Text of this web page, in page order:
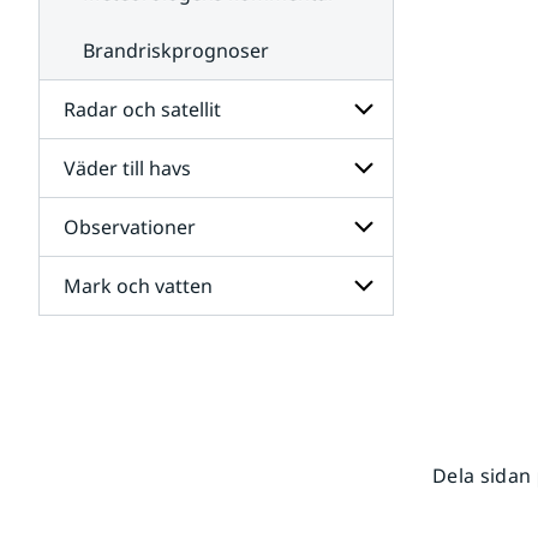
Brandriskprognoser
Radar och satellit
Undersidor
för
Radar
och
satellit
Väder till havs
Undersidor
för
Väder
till
havs
Observationer
Undersidor
för
Mark och vatten
Dela sidan